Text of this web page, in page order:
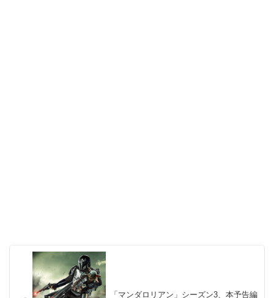
「マンダロリアン」シーズン3、本予告編